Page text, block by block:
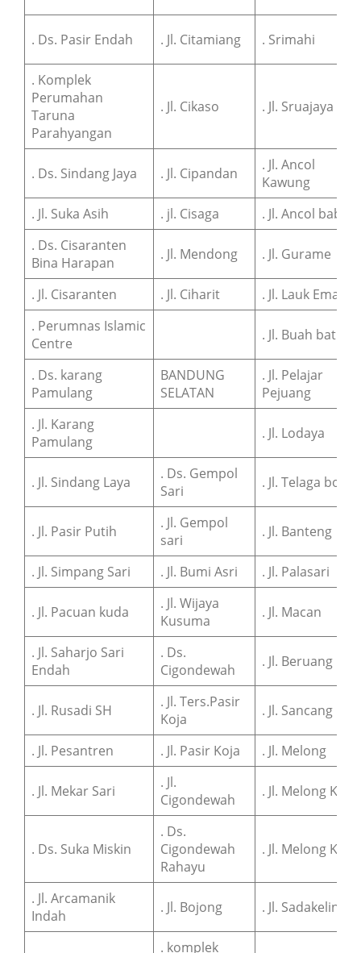
. Ds. Pasir Endah . Jl. Citamiang . Srimahi
. Komplek
Perumahan
Taruna
Parahyangan
. Jl. Cikaso . Jl. Sruajaya
. Ds. Sindang Jaya . Jl. Cipandan
. Jl. Ancol
Kawung
. Jl. Suka Asih
. jl. Cisaga
. Jl. Ancol babat
. Ds. Cisaranten
Bina Harapan
. Jl. Mendong . Jl. Gurame
. Jl. Cisaranten . Jl. Ciharit
. Jl. Lauk Emas
. Perumnas Islamic
Centre
. Jl. Buah batu
. Ds. karang
Pamulang
BANDUNG
SELATAN
. Jl. Pelajar
Pejuang
. Jl. Karang
Pamulang
. Jl. Lodaya
. Jl. Sindang Laya
. Ds. Gempol
Sari
. Jl. Telaga bodas
. Jl. Pasir Putih
. Jl. Gempol
sari
. Jl. Banteng
. Jl. Simpang Sari . Jl. Bumi Asri . Jl. Palasari
. Jl. Pacuan kuda
. Jl. Wijaya
Kusuma
. Jl. Macan
. Jl. Saharjo Sari
Endah
. Ds.
Cigondewah
. Jl. Beruang
. Jl. Rusadi SH
. Jl. Ters.Pasir
Koja
. Jl. Sancang
. Jl. Pesantren . Jl. Pasir Koja . Jl. Melong
. Jl. Mekar Sari
. Jl.
Cigondewah
. Jl. Melong Kidul
. Ds. Suka Miskin
. Ds.
Cigondewah
Rahayu
. Jl. Melong Kaler
. Jl. Arcamanik
Indah
. Jl. Bojong . Jl. Sadakeling
. komplek